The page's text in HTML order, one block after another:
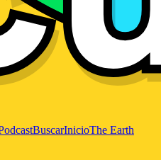
BuscarInicioThe Earth